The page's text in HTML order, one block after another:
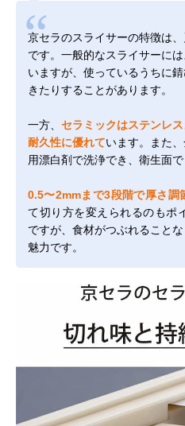
京セラのスライサーの特徴は
です。一般的なスライサーに
いますが、使っているうちに
きたりすることがあります。
一方、 セラミックはステンレ
耐久性に優れています。また
用漂白剤で洗浄でき、衛生面で
0.5〜2mmまで3段階で厚さ調
て切り方を変えられるのもポ
ですが、食材がつぶれること
魅力です。